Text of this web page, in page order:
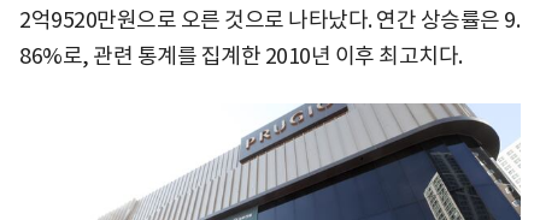
2억9520만원으로 오른 것으로 나타났다. 연간 상승률은 9.
86%로, 관련 통계를 집계한 2010년 이후 최고치다.